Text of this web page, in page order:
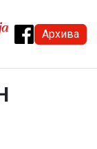
Архива